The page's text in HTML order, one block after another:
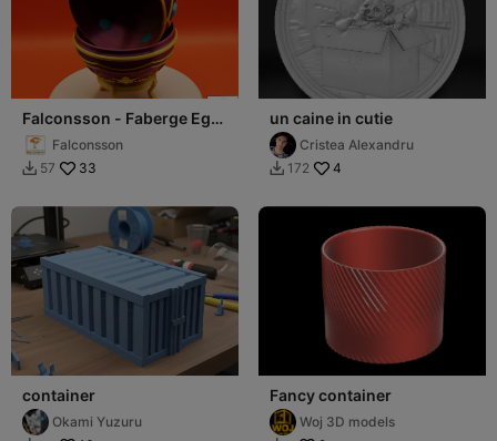
Falconsson - Faberge Egg
Jewel Box
Falconsson
 57 33
un caine in cutie
Cristea Alexandru
 172 4
container
Okami Yuzuru
Fancy container
Woj 3D models